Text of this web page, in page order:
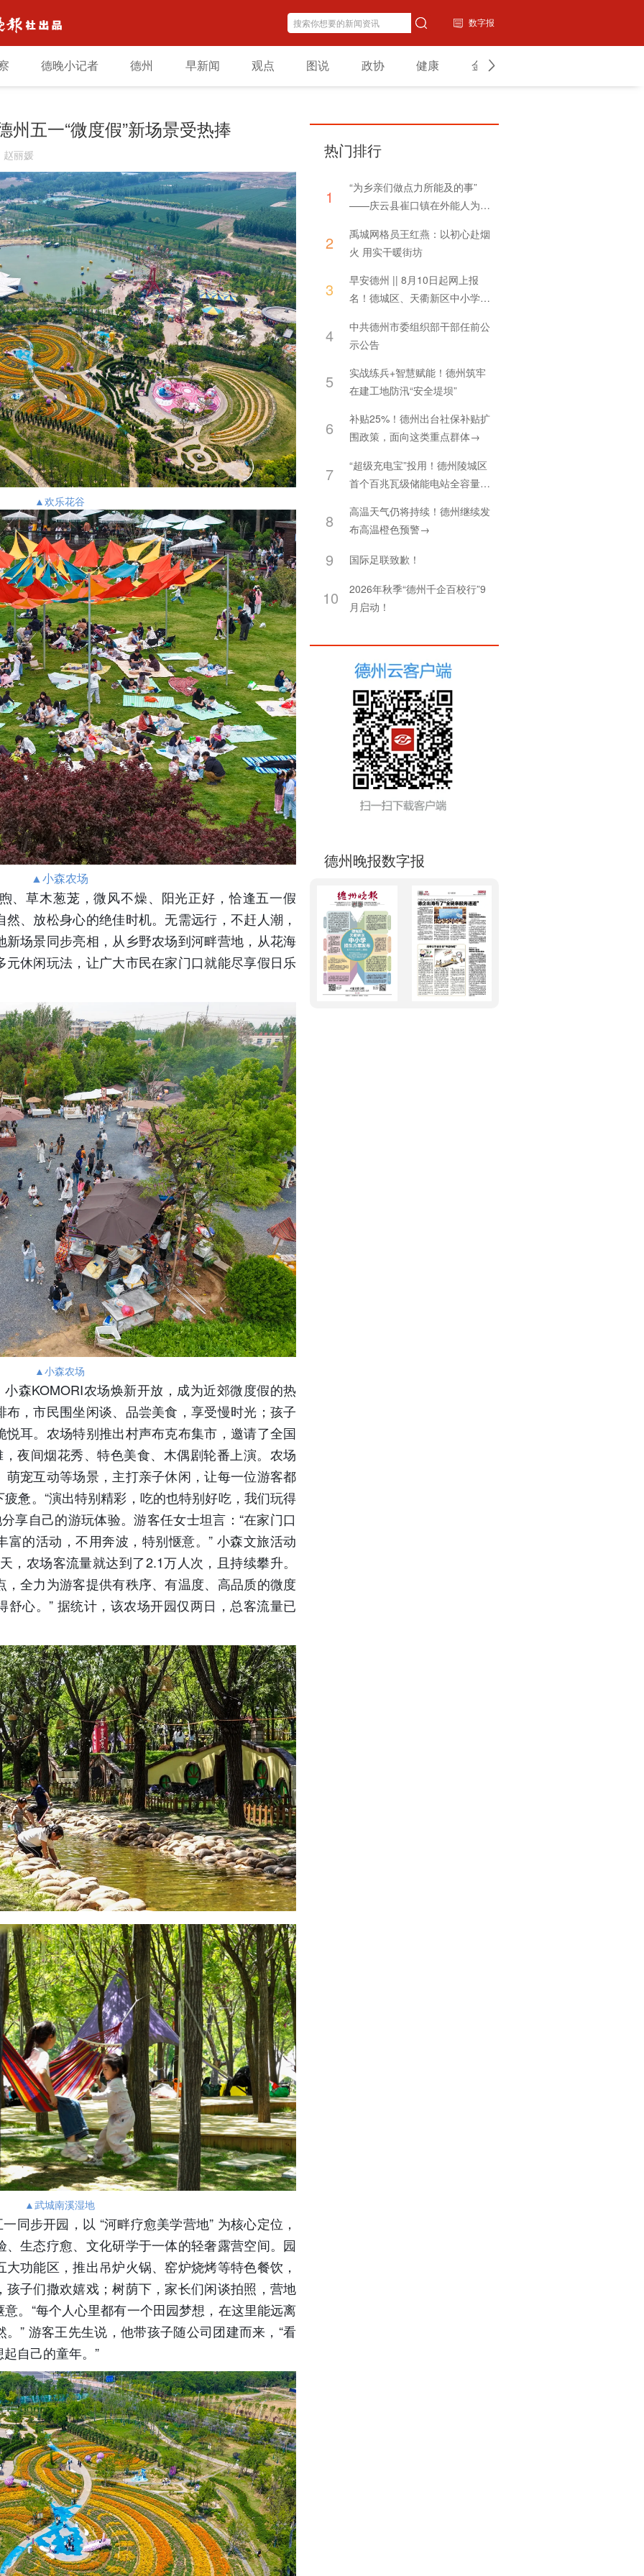
数字报
德晚小记者 德州 早新闻 观点 图说 政协 健康 金融
五一“微度假”新场景受热捧
赵丽媛
▲欢乐花谷
▲小森农场
、草木葱茏，微风不燥、阳光正好，恰逢五一假
、放松身心的绝佳时机。无需远行，不赶人潮，
场景同步亮相，从乡野农场到河畔营地，从花海
休闲玩法，让广大市民在家门口就能尽享假日乐
▲小森农场
森KOMORI农场焕新开放，成为近郊微度假的热
，市民围坐闲谈、品尝美食，享受慢时光；孩子
耳。农场特别推出村声布克布集市，邀请了全国
夜间烟花秀、特色美食、木偶剧轮番上演。农场
宠互动等场景，主打亲子休闲，让每一位游客都
惫。“演出特别精彩，吃的也特别好吃，我们玩得
享自己的游玩体验。游客任女士坦言：“在家门口
的活动，不用奔波，特别惬意。” 小森文旅活动
，农场客流量就达到了2.1万人次，且持续攀升。
全力为游客提供有秩序、有温度、高品质的微度
心。” 据统计，该农场开园仅两日，总客流量已
▲武城南溪湿地
同步开园，以 “河畔疗愈美学营地” 为核心定位，
生态疗愈、文化研学于一体的轻奢露营空间。园
功能区，推出吊炉火锅、窑炉烧烤等特色餐饮，
子们撒欢嬉戏；树荫下，家长们闲谈拍照，营地
。“每个人心里都有一个田园梦想，在这里能远离
” 游客王先生说，他带孩子随公司团建而来，“看
自己的童年。”
热门排行
1
“为乡亲们做点力所能及的事”
——庆云县崔口镇在外能人为家
2
禹城网格员王红燕：以初心赴烟
火 用实干暖街坊
3
早安德州 || 8月10日起网上报
名！德城区、天衢新区中小学招
4
中共德州市委组织部干部任前公
示公告
5
实战练兵+智慧赋能！德州筑牢
在建工地防汛“安全堤坝”
6
补贴25%！德州出台社保补贴扩
围政策，面向这类重点群体→
7
“超级充电宝”投用！德州陵城区
首个百兆瓦级储能电站全容量并
8
高温天气仍将持续！德州继续发
布高温橙色预警→
9 国际足联致歉！
10
2026年秋季“德州千企百校行”9
月启动！
德州晚报数字报